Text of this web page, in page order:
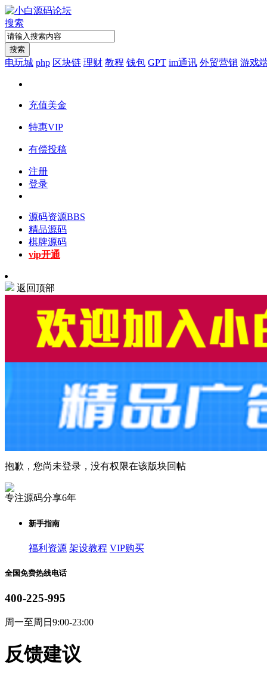
搜索
搜索
电玩城 php 区块链 理财 教程 钱包 GPT im通讯 外贸营销 游戏
充值美金
特惠VIP
有偿投稿
注册
登录
源码资源BBS
精品源码
棋牌源码
vip开通
返回顶部
抱歉，您尚未登录，没有权限在该版块回帖
专注源码分享6年
新手指南
福利资源 架设教程 VIP购买
全国免费热线电话
400-225-995
周一至周日9:00-23:00
反馈建议